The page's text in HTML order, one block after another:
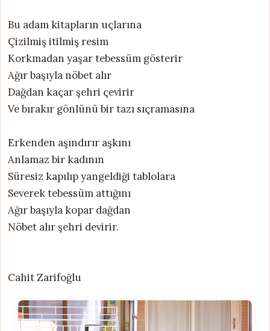
Bu adam kitapların uçlarına
Çizilmiş itilmiş resim
Korkmadan yaşar tebessüm gösterir
Ağır başıyla nöbet alır
Dağdan kaçar şehri çevirir
Ve bırakır gönlünü bir tazı sıçramasına
Erkenden aşındırır aşkını
Anlamaz bir kadının
Süresiz kapılıp yangeldiği tablolara
Severek tebessüm attığını
Ağır başıyla kopar dağdan
Nöbet alır şehri devirir.
Cahit Zarifoğlu